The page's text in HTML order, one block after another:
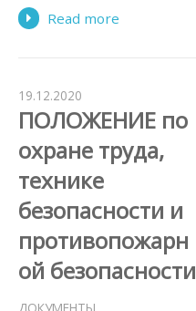
Read more
19.12.2020
ПОЛОЖЕНИЕ по
охране труда,
технике
безопасности и
противопожарн
ой безопасности
ДОКУМЕНТЫ